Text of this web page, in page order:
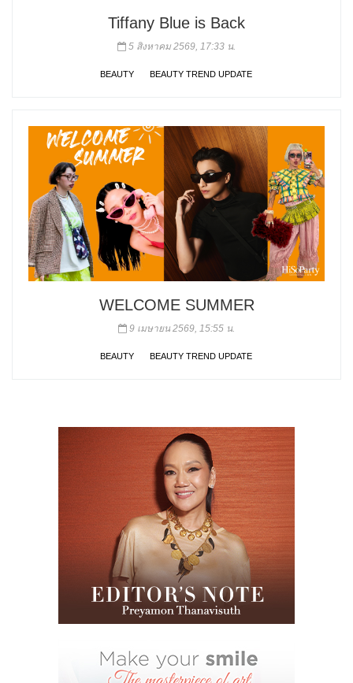
Tiffany Blue is Back
5 สิงหาคม 2569, 17:33 น.
BEAUTY BEAUTY TREND UPDATE
WELCOME SUMMER
9 เมษายน 2569, 15:55 น.
BEAUTY BEAUTY TREND UPDATE